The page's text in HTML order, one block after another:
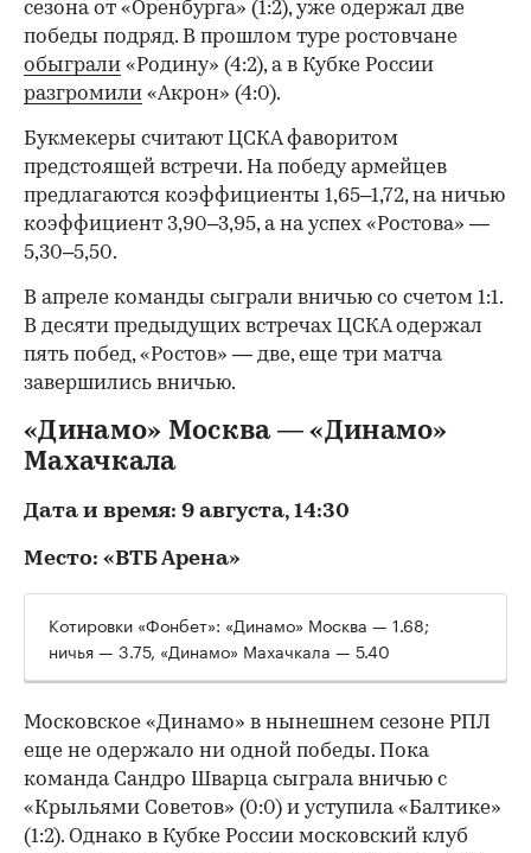
сезона от «Оренбурга» (1:2), уже одержал две
победы подряд. В прошлом туре ростовчане
обыграли «Родину» (4:2), а в Кубке России
разгромили «Акрон» (4:0).
Букмекеры считают ЦСКА фаворитом
предстоящей встречи. На победу армейцев
предлагаются коэффициенты 1,65–1,72, на ничью
коэффициент 3,90–3,95, а на успех «Ростова» —
5,30–5,50.
В апреле команды сыграли вничью со счетом 1:1.
В десяти предыдущих встречах ЦСКА одержал
пять побед, «Ростов» — две, еще три матча
завершились вничью.
«Динамо» Москва — «Динамо»
Махачкала
Дата и время: 9 августа, 14:30
Место: «ВТБ Арена»
Котировки «Фонбет»: «Динамо» Москва — 1.68;
ничья — 3.75, «Динамо» Махачкала — 5.40
Московское «Динамо» в нынешнем сезоне РПЛ
еще не одержало ни одной победы. Пока
команда Сандро Шварца сыграла вничью с
«Крыльями Советов» (0:0) и уступила «Балтике»
(1:2). Однако в Кубке России московский клуб